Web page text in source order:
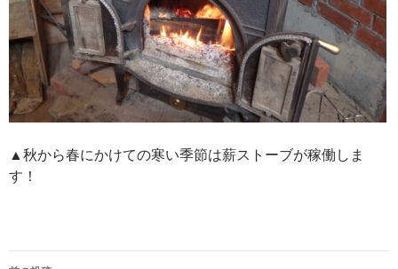
▲秋から春にかけての寒い季節は薪ストーブが稼働しま
す！